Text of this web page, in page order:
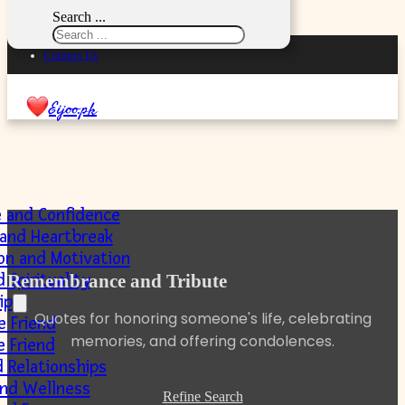
Skip to main content
Privacy Policy
Contact Us
Eijoo.pk
Confidence
Heartbreak
and Motivation
Spirituality
Friend
Friend
Relationships
Wellness
Search ...
Remembrance and Tribute
Quotes for honoring someone's life, celebrating
memories, and offering condolences.
Refine Search